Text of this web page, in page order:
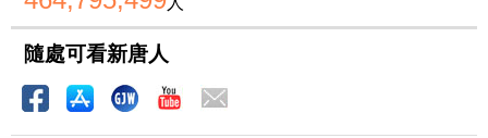
隨處可看新唐人